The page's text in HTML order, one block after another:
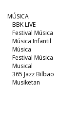
MÚSICA
BBK LIVE
Festival Música
Música Infantil
Música
Festival Música
Musical
365 Jazz Bilbao
Musiketan